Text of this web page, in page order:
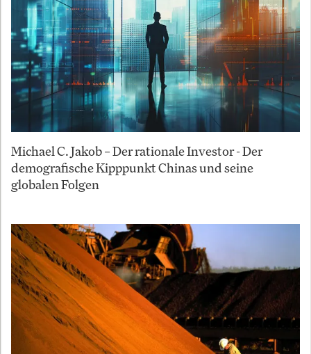
Michael C. Jakob – Der rationale Investor - Der
demografische Kipppunkt Chinas und seine
globalen Folgen